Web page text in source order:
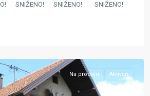
SNIŽENO! SNIŽENO! SNIŽENO!
Na prodaju Aktivan